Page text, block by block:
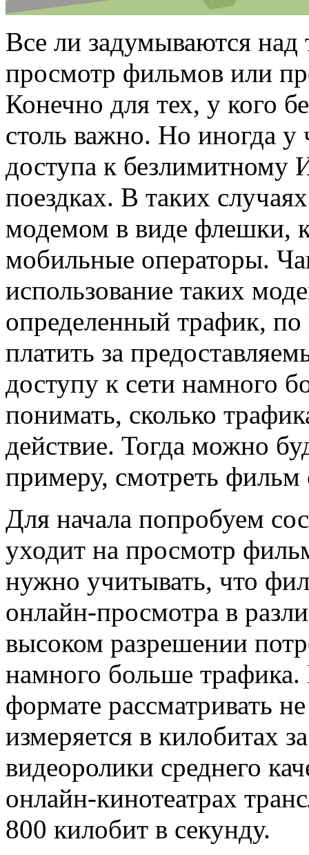
Все ли задумываются над
просмотр фильмов или
Конечно для тех, у кого
столь важно. Но иногда у
доступа к безлимитному
поездках. В таких
модемом в виде флешки,
мобильные операторы.
использование таких
определенный трафик, по
платить за
доступу к сети намного
понимать, сколько
действие. Тогда можно
примеру, смотреть фильм
Для начала попробуем
уходит на просмотр
нужно учитывать, что
онлайн-просмотра в
высоком разрешении
намного больше
формате рассматривать
измеряется в килобитах
видеоролики среднего
онлайн-кинотеатрах
800 килобит в секунду.